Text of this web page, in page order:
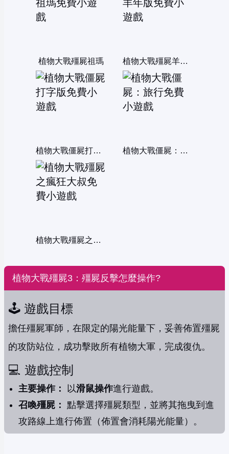
植物大戰殭屍祖瑪 植物大戰殭屍羊年版
植物大戰僵屍打字版 植物大戰僵屍：旅行
植物大戰殭屍之瘋狂大叔
植物大戰殭屍3：殭屍反擊怎麼操作?
🕹️ 遊戲目標
擔任殭屍軍師，在限定的陽光能量下，妥善佈置殭屍
的攻防站位，成功擊敗所有植物大軍，完成復仇。
💻 遊戲控制
主要操作： 以滑鼠操作進行遊戲。
召喚殭屍： 點擊選擇殭屍類型，並將其拖曳到進
攻路線上進行佈置（佈置會消耗陽光能量）。